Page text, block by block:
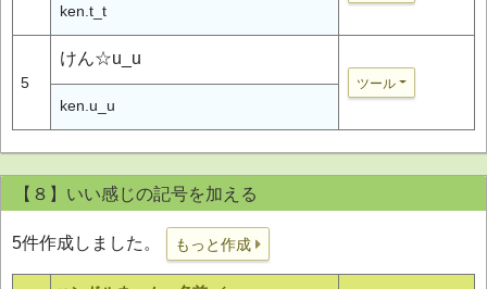
ken.t_t
5
けん☆u_u
ツール
ken.u_u
【８】いい感じの記号を加える
5件作成しました。 もっと作成